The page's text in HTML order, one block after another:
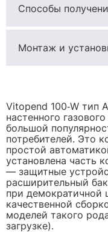
Способы
Монтаж и
Vitopend 100‑W тип
настенного
большой
потребителей. Это
простой
установлена часть
— защитные
расширительный
при демократичной
качественной
моделей такого
загрузке).